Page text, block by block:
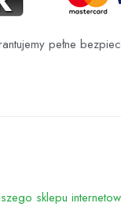
pełne
sklepu